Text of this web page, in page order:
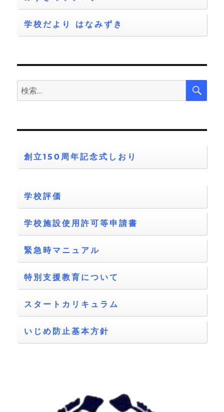
学校だより はなみずき
検
索:
検
創立150周年記念式しおり
学校評価
学校施設使用許可等申請書
緊急時マニュアル
特別支援教育について
スタートカリキュラム
いじめ防止基本方針